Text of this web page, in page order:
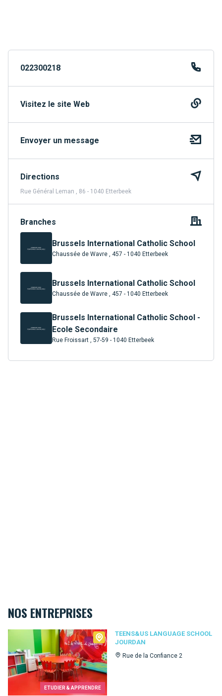
022300218
Visitez le site Web
Envoyer un message
Directions
Rue Général Leman , 86 - 1040 Etterbeek
Branches
Brussels International Catholic School
Chaussée de Wavre , 457 - 1040 Etterbeek
Brussels International Catholic School
Chaussée de Wavre , 457 - 1040 Etterbeek
Brussels International Catholic School -
Ecole Secondaire
Rue Froissart , 57-59 - 1040 Etterbeek
NOS ENTREPRISES
ETUDIER & APPRENDRE
TEENS&US LANGUAGE SCHOOL
JOURDAN
Rue de la Confiance 2
Teens&Us language school Jourdan